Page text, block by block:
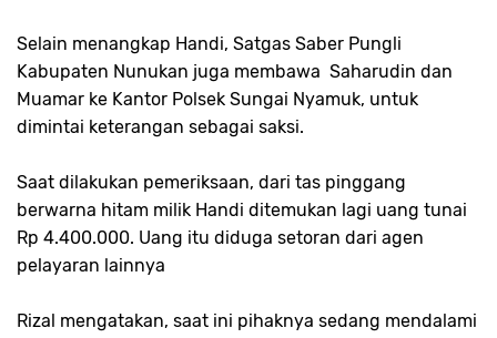
Selain menangkap Handi, Satgas Saber Pungli
Kabupaten Nunukan juga membawa Saharudin dan
Muamar ke Kantor Polsek Sungai Nyamuk, untuk
dimintai keterangan sebagai saksi.
Saat dilakukan pemeriksaan, dari tas pinggang
berwarna hitam milik Handi ditemukan lagi uang tunai
Rp 4.400.000. Uang itu diduga setoran dari agen
pelayaran lainnya
Rizal mengatakan, saat ini pihaknya sedang mendalami